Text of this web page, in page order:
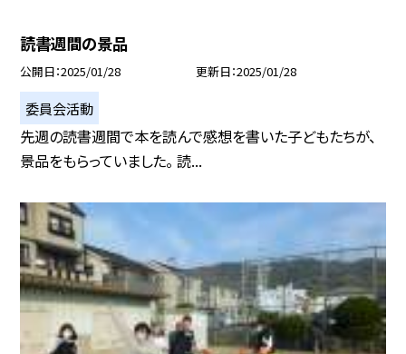
読書週間の景品
公開日 2025/01/28 更新日 2025/01/28
委員会活動
先週の読書週間で本を読んで感想を書いた子どもたちが、
景品をもらっていました。 読...